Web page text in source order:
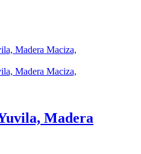
Madera